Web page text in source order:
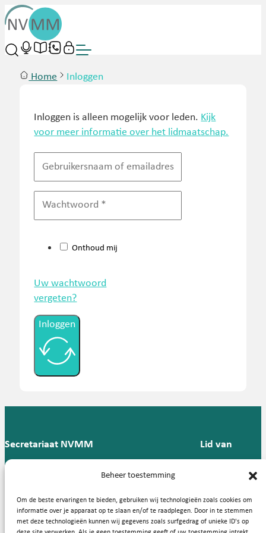
Beheer toestemming
Om de beste ervaringen te bieden, gebruiken wij technologieën zoals cookies om
informatie over je apparaat op te slaan en/of te raadplegen. Door in te stemmen
met deze technologieën kunnen wij gegevens zoals surfgedrag of unieke ID's op
Home Inloggen
Inloggen is alleen mogelijk voor leden. Kijk
voor meer informatie over het lidmaatschap.
Onthoud mij
Uw wachtwoord
vergeten?
Inloggen
Secretariaat NVMM
Groningen
T: 088 -
57
Lid van